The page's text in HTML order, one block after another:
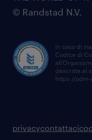
© Randstad N.V.
In caso di
Codice di
descritte al
https://
privacycontattaci